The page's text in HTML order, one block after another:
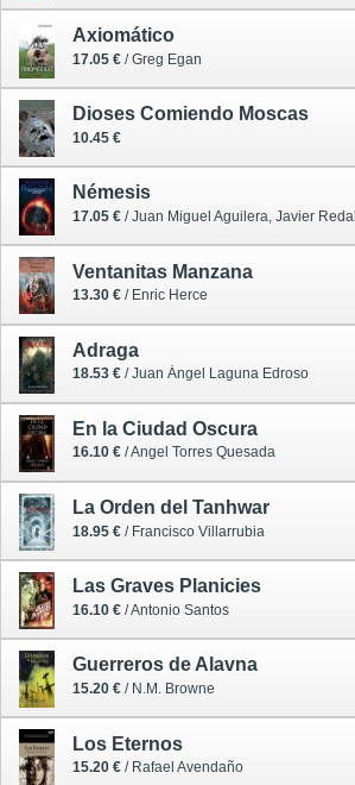
Axiomático
17.05 € / Greg Egan
Dioses Comiendo Moscas
10.45 €
Némesis
17.05 € / Juan Miguel Aguilera, Javier Redal
Ventanitas Manzana
13.30 € / Enric Herce
Adraga
18.53 € / Juan Ángel Laguna Edroso
En la Ciudad Oscura
16.10 € / Angel Torres Quesada
La Orden del Tanhwar
18.95 € / Francisco Villarrubia
Las Graves Planicies
16.10 € / Antonio Santos
Guerreros de Alavna
15.20 € / N.M. Browne
Los Eternos
15.20 € / Rafael Avendaño